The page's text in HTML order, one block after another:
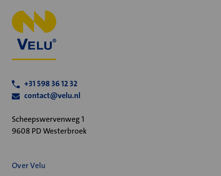
+31 598 36 12 32
contact@velu.nl
Scheepswervenweg 1
9608 PD Westerbroek
Over Velu